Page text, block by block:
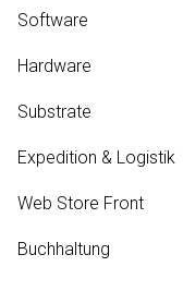
Software
Hardware
Substrate
Expedition & Logistik
Web Store Front
Buchhaltung